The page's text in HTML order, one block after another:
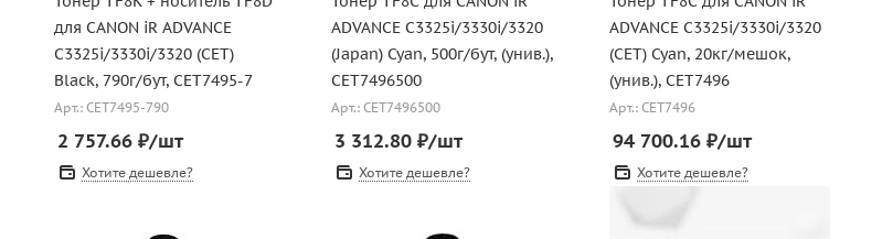
для CANON iR ADVANCE
C3325i/3330i/3320 (CET)
Black, 790г/бут, CET7495-7
Арт.: CET7495-790
2 757.66₽/шт
Хотите дешевле?
ADVANCE C3325i/3330i/3320
(Japan) Cyan, 500г/бут, (унив.),
CET7496500
Арт.: CET7496500
3 312.80 ₽/шт
Хотите дешевле?
ADVANCE C3325i/3330i/3320
(CET) Cyan, 20кг/мешок,
(унив.), CET7496
Арт.: CET7496
94 700.16₽/шт
Хотите дешевле?